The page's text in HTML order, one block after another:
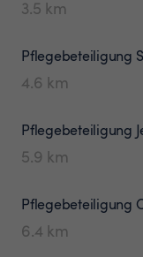
3.5 km
Pflegebeteiligung
4.6 km
Pflegebeteiligung
5.9 km
Pflegebeteiligung
6.4 km